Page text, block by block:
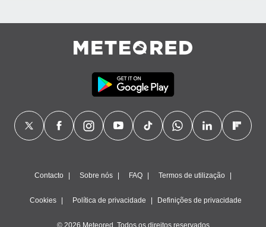
Contacto Sobre nós FAQ Termos de utilização
Cookies Política de privacidade Definições de privacidade
© 2026 Meteored. Todos os direitos reservados